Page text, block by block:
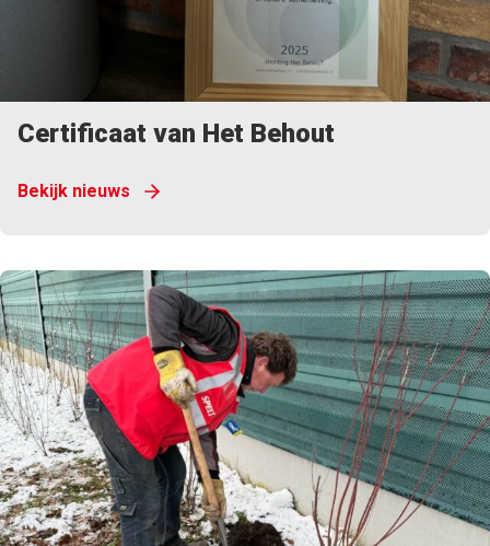
Certificaat van Het Behout
Bekijk nieuws